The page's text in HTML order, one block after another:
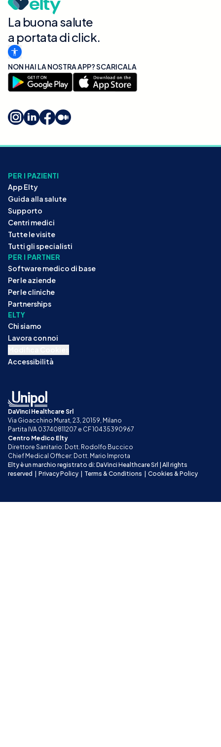
La buona salute
a portata di click.
NON HAI LA NOSTRA APP? SCARICALA
PER I PAZIENTI
App Elty
Guida alla salute
Supporto
Centri medici
Tutte le visite
Tutti gli specialisti
PER I PARTNER
Software medico di base
Per le aziende
Per le cliniche
Partnerships
ELTY
Chi siamo
Lavora con noi
Accessibilità
DaVinci Healthcare Srl
Via Gioacchino Murat, 23, 20159, Milano
Partita IVA 03740811207 e CF 10435390967
Centro Medico Elty
Direttore Sanitario: Dott. Rodolfo Buccico
Chief Medical Officer: Dott. Mario Improta
Elty è un marchio registrato di: DaVinci Healthcare Srl | All rights
reserved | Privacy Policy | Terms & Conditions | Cookies & Policy